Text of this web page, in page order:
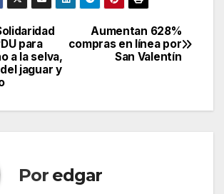
Aumentan 628%
compras en línea por
San Valentín
para
a la selva,
jaguar y
Por edgar